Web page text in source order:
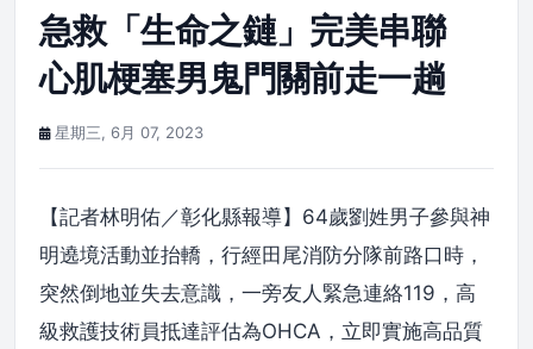
急救「生命之鏈」完美串聯
心肌梗塞男鬼門關前走一趟
星期三, 6月 07, 2023
【記者林明佑／彰化縣報導】64歲劉姓男子參與神
明遶境活動並抬轎，行經田尾消防分隊前路口時，
突然倒地並失去意識，一旁友人緊急連絡119，高
級救護技術員抵達評估為OHCA，立即實施高品質